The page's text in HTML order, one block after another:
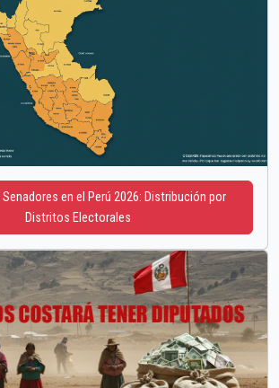
en el Perú 2026: Distribución por
Distritos Electorales